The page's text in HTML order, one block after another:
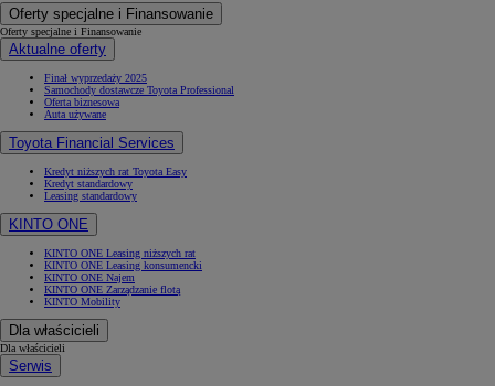
Oferty specjalne i Finansowanie
Oferty specjalne i Finansowanie
Aktualne oferty
Finał wyprzedaży 2025
Samochody dostawcze Toyota Professional
Oferta biznesowa
Auta używane
Toyota Financial Services
Kredyt niższych rat Toyota Easy
Kredyt standardowy
Leasing standardowy
KINTO ONE
KINTO ONE Leasing niższych rat
KINTO ONE Leasing konsumencki
KINTO ONE Najem
KINTO ONE Zarządzanie flotą
KINTO Mobility
Dla właścicieli
Dla właścicieli
Serwis